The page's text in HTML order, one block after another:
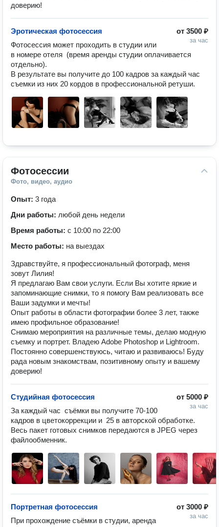
доверию!
от 3500 ₽
за час
Эротическая фотосессия
Фотосессия может проходить в студии или
в номере отеля  (время аренды студии оплачивается
отдельно).
В результате вы получите до 100 кадров за каждый час
съемки из них 20 кордов в профессиональной ретуши.
Фотосессии
Фото, видео, аудио
Опыт: 3 года
Дни работы: любой день недели
Время работы: с 10:00 по 22:00
Место работы: на выездах
Здравствуйте, я профессиональный фотограф, меня
зовут Лилия!
Я предлагаю Вам свои услуги. Если Вы хотите яркие и
запоминающие снимки, то я помогу Вам реализовать все
Ваши задумки и мечты!
Опыт работы в области фотографии более 3 лет, также
имею профильное образование!
Снимаю мероприятия на различные темы, делаю модную
съемку и портрет. Владею Adobe Photoshop и Lightroom.
Постоянно совершенствуюсь, читаю и развиваюсь! Буду
рада новым знакомствам, позитивному опыту и вашему
доверию!
от 5000 ₽
за час
Студийная фотосессия
За каждый час  съёмки вы получите 70-100
кадров в цветокоррекции и  25 в авторской обработке.
Весь пакет готовых снимков передаются в JPEG через
файлообменник.
от 3000 ₽
за час
Портретная фотосессия
При прохождение съёмки в студии, аренда